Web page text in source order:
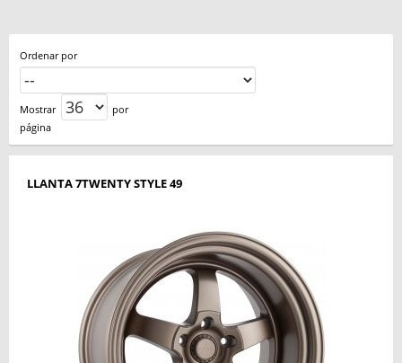
Ordenar por
Mostrar
por
página
LLANTA 7TWENTY STYLE 49